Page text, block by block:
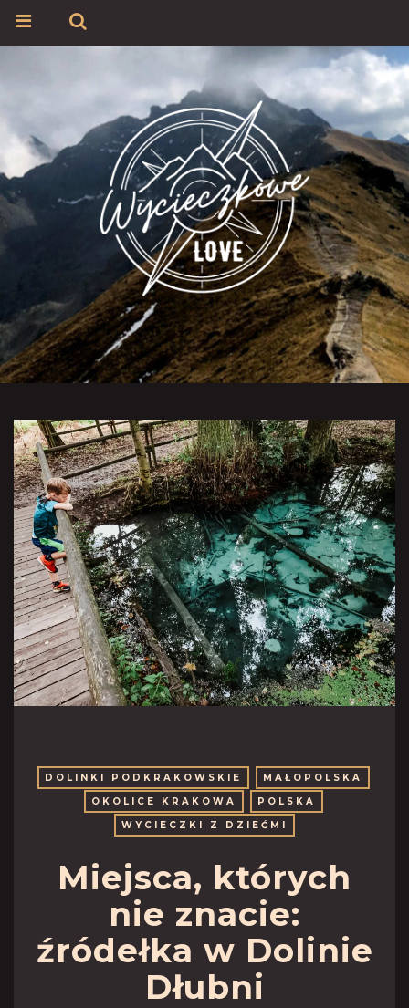
DOLINKI PODKRAKOWSKIE
MAŁOPOLSKA
OKOLICE KRAKOWA
POLSKA
WYCIECZKI Z DZIEĆMI
Miejsca, których
nie znacie:
źródełka w Dolinie
Dłubni